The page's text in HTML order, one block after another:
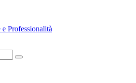
e Professionalità